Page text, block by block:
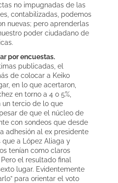
no impugnadas de las
contabilizadas, podemos
nuevas; pero aprenderlas
poder ciudadano de
por encuestas.
publicadas, el
de colocar a Keiko
en lo que acertaron,
en torno a 4 o 5%,
un tercio de lo que
de que el núcleo de
con sondeos que desde
adhesión al ex presidente
que a López Aliaga y
tenían como claros
el resultado final
lugar. Evidentemente
para orientar el voto